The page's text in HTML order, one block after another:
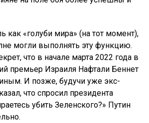
как «голуби мира» (на тот момент),
могли выполнять эту функцию.
что в начале марта 2022 года в
премьер Израиля Нафтали Беннет
И позже, будучи уже экс-
что спросил президента
убить Зеленского?» Путин